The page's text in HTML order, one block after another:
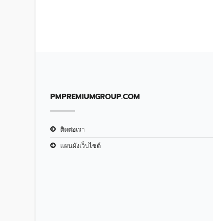
PMPREMIUMGROUP.COM
ติดต่อเรา
แผนผังเว็บไซต์